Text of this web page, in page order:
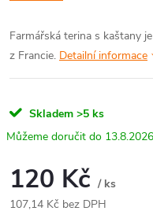
Farmářská terina s kaštany
z Francie. Detailní informace
Skladem >5 ks
13.8.2026
120 Kč / ks
107,14 Kč bez DPH